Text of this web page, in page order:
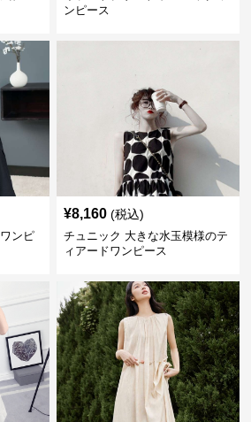
ンピース
ンピ
¥8,160 (税込)
チュニック 大きな水玉模様のテ
ィアードワンピース